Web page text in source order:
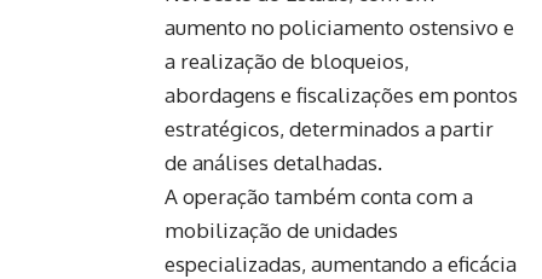
aumento no policiamento ostensivo e
a realização de bloqueios,
abordagens e fiscalizações em pontos
estratégicos, determinados a partir
de análises detalhadas.
A operação também conta com a
mobilização de unidades
especializadas, aumentando a eficácia